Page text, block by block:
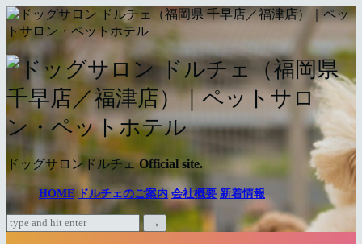
ド
ッ
グ
サ
ロ
ン
ドッグサロンドルチェOfficial site.
HOME ドルチェのご案内 会社概要 新着情報